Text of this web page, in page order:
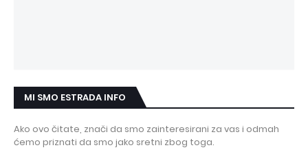
MI SMO ESTRADA INFO
Ako ovo čitate, znači da smo zainteresirani za vas i odmah
ćemo priznati da smo jako sretni zbog toga.